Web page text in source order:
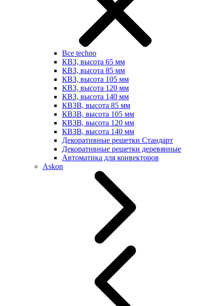
Все techno
КВЗ, высота 65 мм
КВЗ, высота 85 мм
КВЗ, высота 105 мм
КВЗ, высота 120 мм
КВЗ, высота 140 мм
КВЗВ, высота 85 мм
КВЗВ, высота 105 мм
КВЗВ, высота 120 мм
КВЗВ, высота 140 мм
Декоративные решетки Стандарт
Декоративные решетки деревянные
Автоматика для конвекторов
Askon